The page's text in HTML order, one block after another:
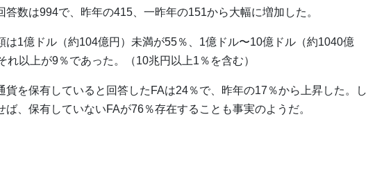
答数は994で、昨年の415、一昨年の151から大幅に増加した。
は1億ドル（約104億円）未満が55％、1億ドル〜10億ドル（約1040億
れ以上が9％であった。（10兆円以上1％を含む）
貨を保有していると回答したFAは24％で、昨年の17％から上昇した。し
ば、保有していないFAが76％存在することも事実のようだ。